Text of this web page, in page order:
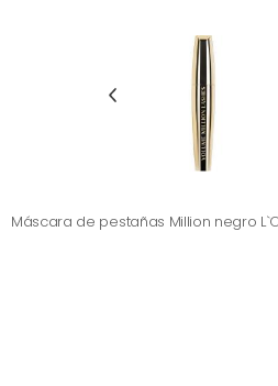
Máscara de pestañas Million negro